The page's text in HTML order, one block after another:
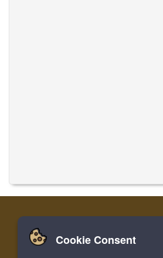
집 로그인 레지스터
Cookie Consent